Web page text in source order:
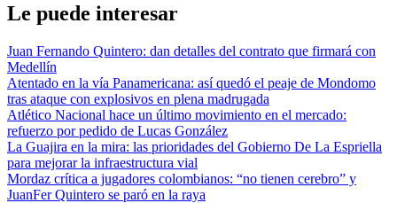
Le puede interesar
Juan Fernando Quintero: dan detalles del contrato que firmará con
Medellín
Atentado en la vía Panamericana: así quedó el peaje de Mondomo
tras ataque con explosivos en plena madrugada
Atlético Nacional hace un último movimiento en el mercado:
refuerzo por pedido de Lucas González
La Guajira en la mira: las prioridades del Gobierno De La Espriella
para mejorar la infraestructura vial
Mordaz crítica a jugadores colombianos: “no tienen cerebro” y
JuanFer Quintero se paró en la raya